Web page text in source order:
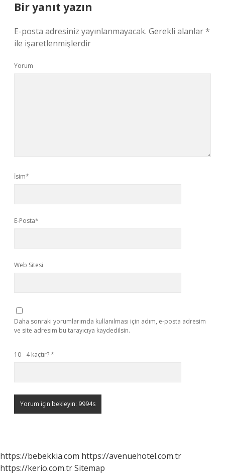
Bir yanıt yazın
E-posta adresiniz yayınlanmayacak. Gerekli alanlar*
ile işaretlenmişlerdir
Yorum
İsim*
E-Posta*
Web Sitesi
Daha sonraki yorumlarımda kullanılması için adım, e-posta adresim
ve site adresim bu tarayıcıya kaydedilsin.
10 - 4 kaçtır?*
https://bebekkia.com https://avenuehotel.com.tr
https://kerio.com.trSitemap